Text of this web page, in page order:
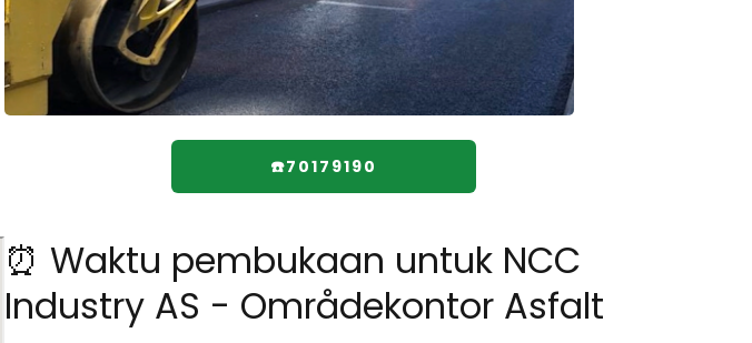
☎️70179190
⏰ Waktu pembukaan untuk NCC
Industry AS - Områdekontor Asfalt